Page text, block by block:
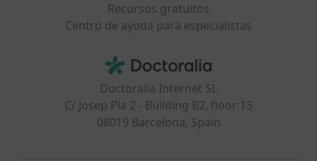
Recursos gratuitos
Centro de ayuda para especialistas
Doctoralia - Página de inicio
Doctoralia Internet SL
C/ Josep Pla 2 - Building B2, floor 13
08019 Barcelona, Spain